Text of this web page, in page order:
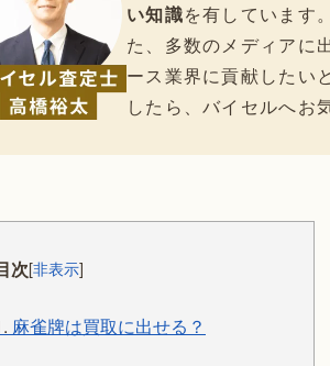
い知識を有しています
た、多数のメディアに
ース業界に貢献したい
したら、バイセルへお
次[非表示]
麻雀牌は買取に出せる？